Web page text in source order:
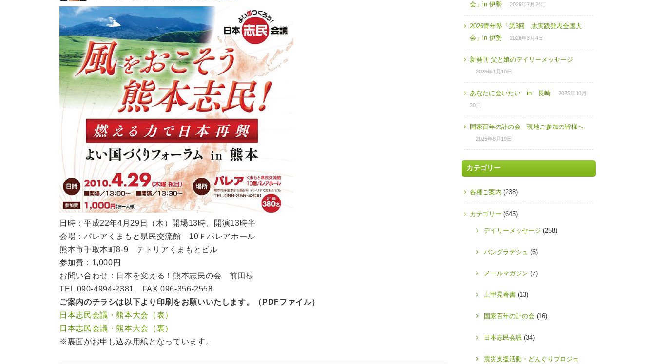
日時：平成22年4月29日（木）開場13時、開演13時半
会場：パレアくまもと県民交流館 10Ｆパレアホール
熊本市手取本町8-9 テトリアくまもとビル
参加費：1,000円
お問い合わせ：日本を変える！熊本志民の会 前田様
TEL 090-4994-2381 FAX 096-356-2558
ご案内のチラシは以下より印刷をお願いいたします。（PDFファイル）
日本志民会議・熊本大会（表）
日本志民会議・熊本大会（裏）
※裏面がお申し込み用紙となっています。
会」in 伊勢
2026年7月24日
2026青年塾「第3回 志実践発表全国大
会」in 伊勢
2026年3月4日
新発刊 父と娘のデイリーメッセージ
2026年1月10日
あなたに会いたい in 長崎
2025年10月
30日
国家百年の計の会 現地ご参加の皆様へ
2025年8月19日
カテゴリー
各種ご案内 (238)
カテゴリー (645)
デイリーメッセージ (258)
バングラデシュ (6)
メールマガジン (7)
上甲晃著書 (13)
国家百年の計の会 (16)
日本志民会議 (34)
震災支援活動・どんぐりプロジェ